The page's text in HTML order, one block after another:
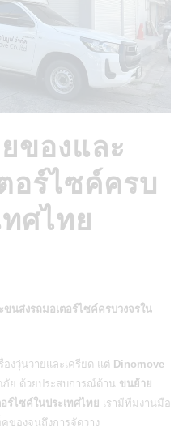
ของและ
อร์ไซค์ครบ
ทศไทย
นส่งรถมอเตอร์ไซค์ครบวงจรใน
งวุ่นวายและเครียด แต่ Dinomove
ย ด้วยประสบการณ์ด้าน ขนย้าย
ร์ไซค์ในประเทศไทย เรามีทีมงานมือ
องจนถึงการจัดวาง